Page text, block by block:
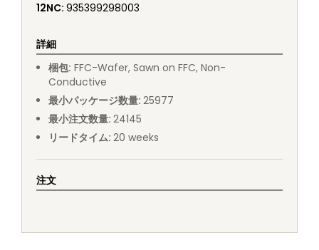
12NC: 935399298003
詳細
梱包: FFC-Wafer, Sawn on FFC, Non-
Conductive
最小パッケージ数量: 25977
最小注文数量: 24145
リードタイム: 20 weeks
注文